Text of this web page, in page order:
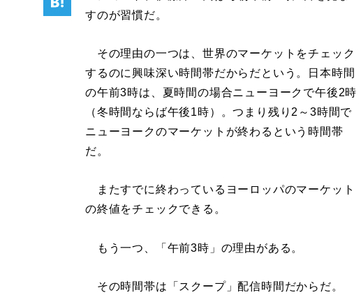
すのが習慣だ。
その理由の一つは、世界のマーケットをチェック
するのに興味深い時間帯だからだという。日本時間
の午前3時は、夏時間の場合ニューヨークで午後2時
（冬時間ならば午後1時）。つまり残り2～3時間で
ニューヨークのマーケットが終わるという時間帯
だ。
またすでに終わっているヨーロッパのマーケット
の終値をチェックできる。
もう一つ、「午前3時」の理由がある。
その時間帯は「スクープ」配信時間だからだ。